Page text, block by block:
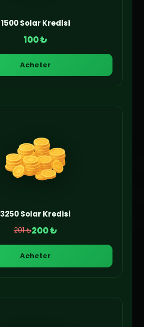
1500 Solar Kredisi
100 ₺
Acheter
3250 Solar Kredisi
201 ₺200 ₺
Acheter